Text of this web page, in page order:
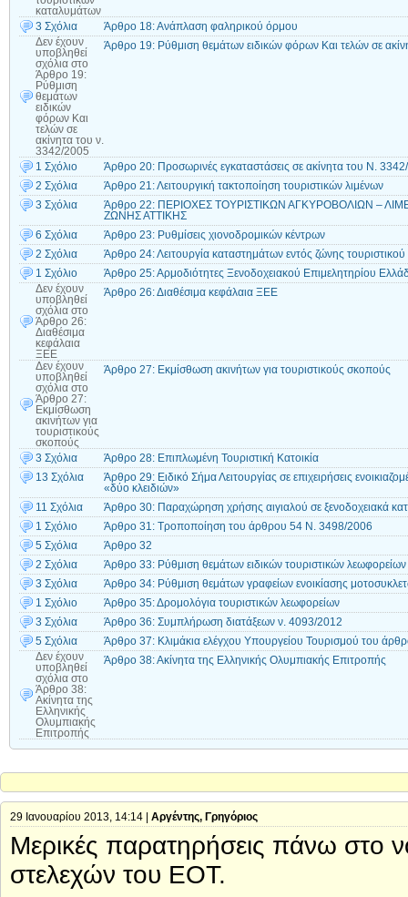
καταλυμάτων
3 Σχόλια
Άρθρο 18: Ανάπλαση φαληρικού όρμου
Δεν έχουν
υποβληθεί
σχόλια στο
Άρθρο 19:
Ρύθμιση
θεμάτων
ειδικών
φόρων Και
τελών σε
ακίνητα του ν.
3342/2005
Άρθρο 19: Ρύθμιση θεμάτων ειδικών φόρων Και τελών σε
1 Σχόλιο
Άρθρο 20: Προσωρινές εγκαταστάσεις σε ακίνητα του Ν.
2 Σχόλια
Άρθρο 21: Λειτουργική τακτοποίηση τουριστικών λιμένων
3 Σχόλια
Άρθρο 22: ΠΕΡΙΟΧΕΣ ΤΟΥΡΙΣΤΙΚΩΝ ΑΓΚΥΡΟΒΟΛΙΩΝ –
ΖΩΝΗΣ ΑΤΤΙΚΗΣ
6 Σχόλια
Άρθρο 23: Ρυθμίσεις χιονοδρομικών κέντρων
2 Σχόλια
Άρθρο 24: Λειτουργία καταστημάτων εντός ζώνης τουριστικού
1 Σχόλιο
Άρθρο 25: Αρμοδιότητες Ξενοδοχειακού Επιμελητηρίου
Δεν έχουν
υποβληθεί
σχόλια στο
Άρθρο 26:
Διαθέσιμα
κεφάλαια
ΞΕΕ
Άρθρο 26: Διαθέσιμα κεφάλαια ΞΕΕ
Δεν έχουν
υποβληθεί
σχόλια στο
Άρθρο 27:
Εκμίσθωση
ακινήτων για
τουριστικούς
σκοπούς
Άρθρο 27: Εκμίσθωση ακινήτων για τουριστικούς σκοπούς
3 Σχόλια
Άρθρο 28: Επιπλωμένη Τουριστική Κατοικία
13 Σχόλια
Άρθρο 29: Ειδικό Σήμα Λειτουργίας σε επιχειρήσεις
«δύο κλειδιών»
11 Σχόλια
Άρθρο 30: Παραχώρηση χρήσης αιγιαλού σε ξενοδοχειακά
1 Σχόλιο
Άρθρο 31: Τροποποίηση του άρθρου 54 Ν. 3498/2006
5 Σχόλια
Άρθρο 32
2 Σχόλια
Άρθρο 33: Ρύθμιση θεμάτων ειδικών τουριστικών
3 Σχόλια
Άρθρο 34: Ρύθμιση θεμάτων γραφείων ενοικίασης
1 Σχόλιο
Άρθρο 35: Δρομολόγια τουριστικών λεωφορείων
3 Σχόλια
Άρθρο 36: Συμπλήρωση διατάξεων ν. 4093/2012
5 Σχόλια
Άρθρο 37: Κλιμάκια ελέγχου Υπουργείου Τουρισμού του
Δεν έχουν
υποβληθεί
σχόλια στο
Άρθρο 38:
Ακίνητα της
Ελληνικής
Ολυμπιακής
Επιτροπής
Άρθρο 38: Ακίνητα της Ελληνικής Ολυμπιακής Επιτροπής
29 Ιανουαρίου 2013, 14:14 | Αργέντης, Γρηγόριος
Μερικές παρατηρήσεις πάνω στο
στελεχών του ΕΟΤ.